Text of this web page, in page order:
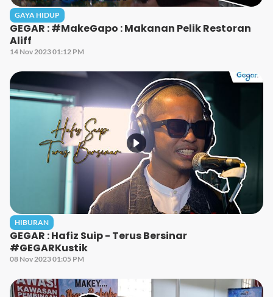
GAYA HIDUP
GEGAR : #MakeGapo : Makanan Pelik Restoran
Aliff
14 Nov 2023 01:12 PM
HIBURAN
GEGAR : Hafiz Suip - Terus Bersinar
#GEGARKustik
08 Nov 2023 01:05 PM